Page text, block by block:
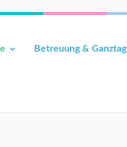
Betreuung & Ganztag